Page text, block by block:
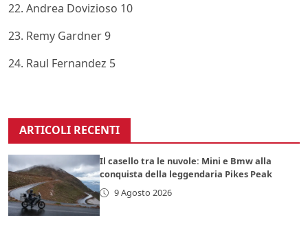
22. Andrea Dovizioso 10
23. Remy Gardner 9
24. Raul Fernandez 5
ARTICOLI RECENTI
Il casello tra le nuvole: Mini e Bmw alla
conquista della leggendaria Pikes Peak
9 Agosto 2026